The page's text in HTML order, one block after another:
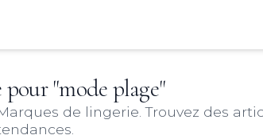
pour "mode plage"
de lingerie. Trouvez des